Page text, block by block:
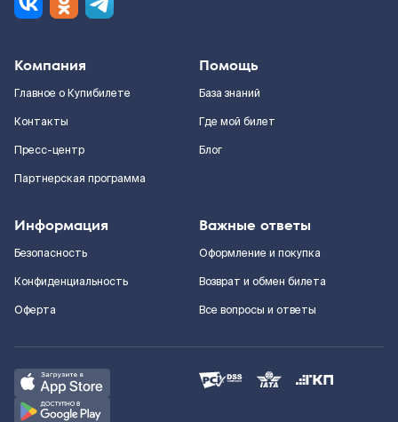
Компания
Главное о Купибилете
Контакты
Пресс-центр
Партнерская программа
Помощь
База знаний
Где мой билет
Блог
Информация
Безопасность
Конфиденциальность
Оферта
Важные ответы
Оформление и покупка
Возврат и обмен билета
Все вопросы и ответы